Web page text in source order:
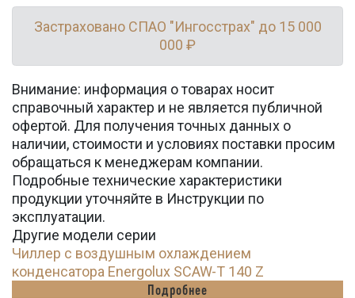
Застраховано СПАО "Ингосстрах" до 15 000
000 ₽
Внимание: информация о товарах носит
справочный характер и не является публичной
офертой. Для получения точных данных о
наличии, стоимости и условиях поставки просим
обращаться к менеджерам компании.
Подробные технические характеристики
продукции уточняйте в Инструкции по
эксплуатации.
Другие модели серии
Чиллер с воздушным охлаждением
конденсатора Energolux SCAW-T 140 Z
Подробнее